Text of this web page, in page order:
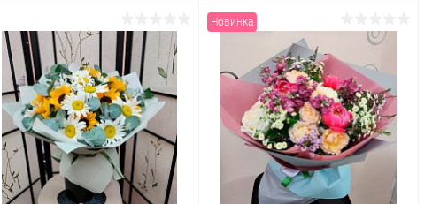
В корзину
Купить в 1 клик Сравнение
В избранное В наличии
В корзину
Купить в 1 клик Сравнение
В избранное В наличии
Новинка